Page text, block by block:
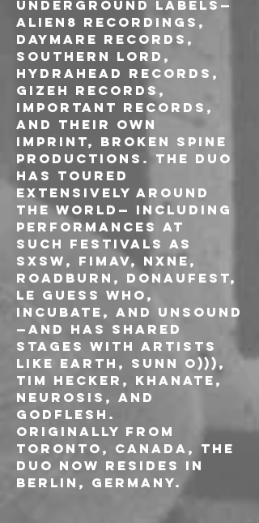
underground labels—
Alien8 Recordings,
Daymare Records,
Southern Lord,
Hydrahead Records,
Gizeh Records,
Important Records,
and their own
imprint, Broken Spine
Productions. The duo
has toured
extensively around
the world— including
performances at
such festivals as
SXSW, FIMAV, NXNE,
Roadburn, Donaufest,
Le Guess Who,
Incubate, and Unsound
—and has shared
stages with artists
like Earth, Sunn O))),
Tim Hecker, Khanate,
Neurosis, and
Godflesh.
Originally from
Toronto, Canada, the
duo now resides in
Berlin, Germany.